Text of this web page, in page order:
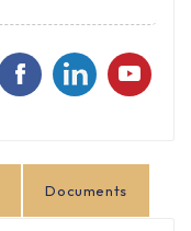
Documents